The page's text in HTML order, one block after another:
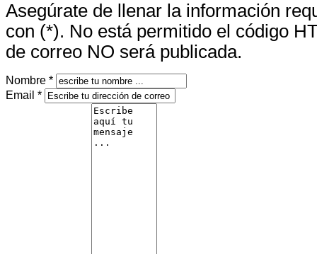
Asegúrate de llenar la información
con (*). No está permitido el código
de correo NO será publicada.
Nombre *
Email *